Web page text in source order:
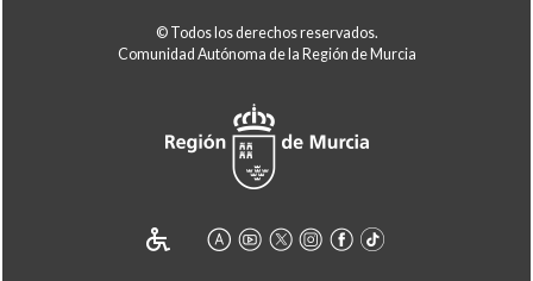
© Todos los derechos reservados.
Comunidad Autónoma de la Región de Murcia